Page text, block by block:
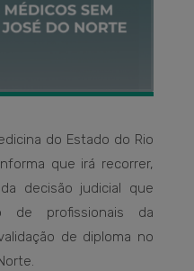
do Estado do Rio
que irá recorrer,
decisão judicial que
de profissionais da
de diploma no